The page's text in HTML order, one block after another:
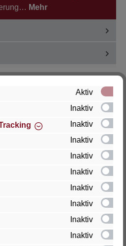
Mehr
Produktsicherheit oder
wenden Sie sich bitte an:
und Liegemöbel KG
Aktiv
Inaktiv
Inaktiv
Inaktiv
Inaktiv
Inaktiv
Inaktiv
Inaktiv
Inaktiv
Inaktiv